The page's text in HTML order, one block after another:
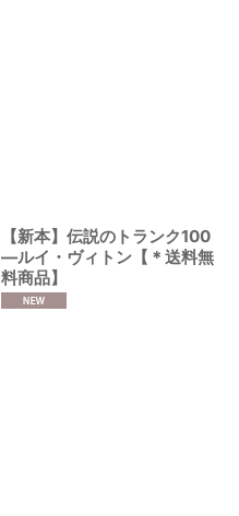
【新本】伝説のトランク100
―ルイ・ヴィトン【＊送料無
料商品】